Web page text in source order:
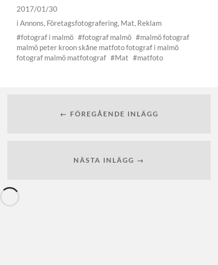
2017/01/30
i Annons, Företagsfotografering, Mat, Reklam
fotograf i malmö
fotograf malmö
malmö fotograf
malmö peter kroon skåne matfoto fotograf i malmö
fotograf malmö matfotograf
Mat matfoto
← FÖREGÅENDE INLÄGG
NÄSTA INLÄGG →